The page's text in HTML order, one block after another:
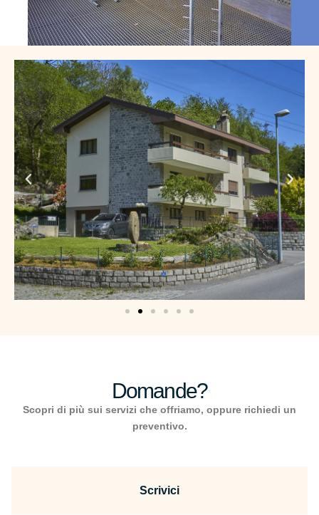
Domande?
Scopri di più sui servizi che offriamo, oppure richiedi un
preventivo.
Scrivici